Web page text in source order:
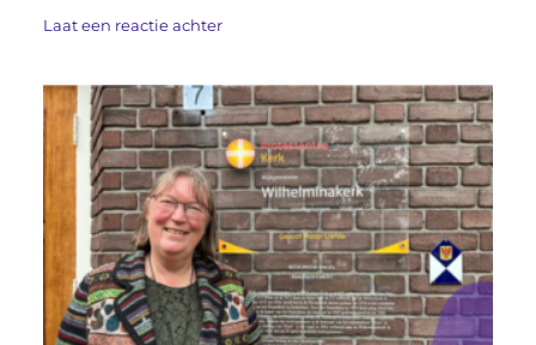
Laat een reactie achter